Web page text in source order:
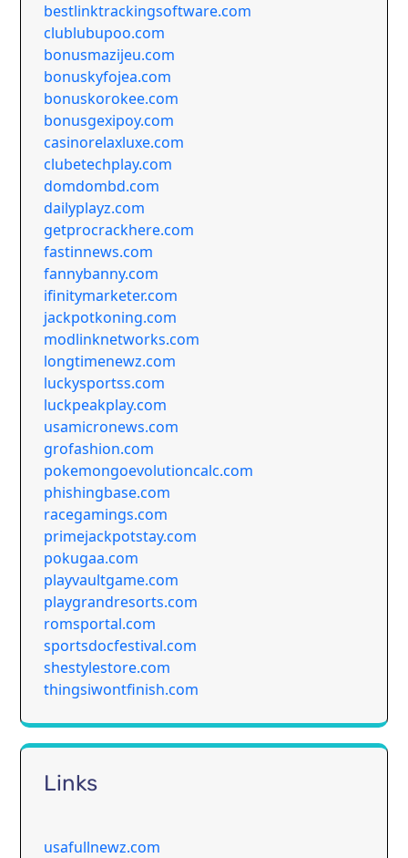
bestlinktrackingsoftware.com
clublubupoo.com
bonusmazijeu.com
bonuskyfojea.com
bonuskorokee.com
bonusgexipoy.com
casinorelaxluxe.com
clubetechplay.com
domdombd.com
dailyplayz.com
getprocrackhere.com
fastinnews.com
fannybanny.com
ifinitymarketer.com
jackpotkoning.com
modlinknetworks.com
longtimenewz.com
luckysportss.com
luckpeakplay.com
usamicronews.com
grofashion.com
pokemongoevolutioncalc.com
phishingbase.com
racegamings.com
primejackpotstay.com
pokugaa.com
playvaultgame.com
playgrandresorts.com
romsportal.com
sportsdocfestival.com
shestylestore.com
thingsiwontfinish.com
Links
usafullnewz.com